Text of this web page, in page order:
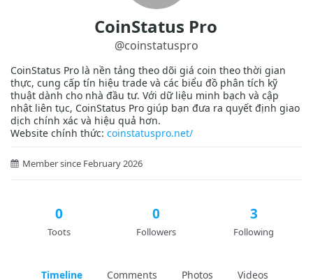
CoinStatus Pro
@coinstatuspro
CoinStatus Pro là nền tảng theo dõi giá coin theo thời gian
thực, cung cấp tín hiệu trade và các biểu đồ phân tích kỹ
thuật dành cho nhà đầu tư. Với dữ liệu minh bạch và cập
nhật liên tục, CoinStatus Pro giúp bạn đưa ra quyết định giao
dịch chính xác và hiệu quả hơn.
Website chính thức: coinstatuspro.net/
Member since February 2026
0
Toots
0
Followers
3
Following
Timeline Comments Photos Videos